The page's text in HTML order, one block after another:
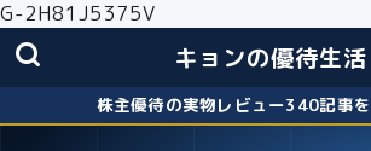
G-2H81J5375V
キョンの優待生活
株主優待の実物レビュー340記事